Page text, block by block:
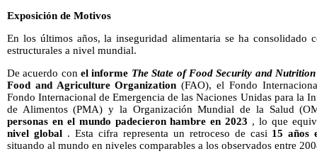
Exposición de Motivos
En los últimos años, la inseguridad alimentaria se ha consolidado
estructurales a nivel mundial.
De acuerdo conel informe The State of Food Security and
Food and Agriculture Organization (FAO), el Fondo
Fondo Internacional de Emergencia de las Naciones Unidas para la
de Alimentos (PMA) y la Organización Mundial de la Salud
personas en el mundo padecieron hambre en 2023 , lo que
nivel global. Esta cifra representa un retroceso de casi 15 años
situando al mundo en niveles comparables a los observados entre